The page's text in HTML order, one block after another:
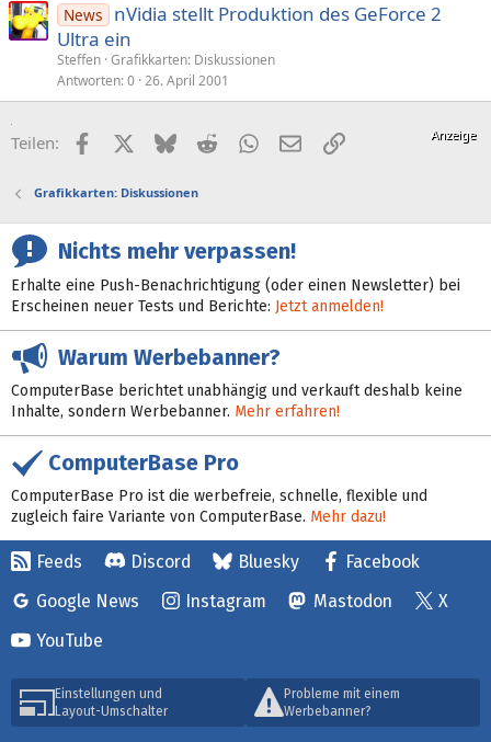
News
nVidia stellt Produktion des GeForce 2
Ultra ein
Steffen Grafikkarten: Diskussionen
Antworten 0 26. April 2001
Teilen: FacebookX (Twitter)
BlueskyRedditWhatsApp
E-MailLink
Grafikkarten: Diskussionen
Nichts mehr verpassen!
Erhalte eine Push-Benachrichtigung (oder einen Newsletter) bei
Erscheinen neuer Tests und Berichte: Jetzt anmelden!
Warum Werbebanner?
ComputerBase berichtet unabhängig und verkauft deshalb keine
Inhalte, sondern Werbebanner. Mehr erfahren!
ComputerBase Pro
ComputerBase Pro ist die werbefreie, schnelle, flexible und
zugleich faire Variante von ComputerBase. Mehr dazu!
Feeds Discord Bluesky
Facebook
Google News
Instagram Mastodon
X
YouTube
Einstellungen und
Layout-Umschalter
Probleme mit einem
Werbebanner?